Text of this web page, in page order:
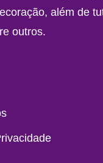
além de
outros.